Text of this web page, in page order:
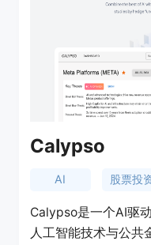
Calypso
AI 股票投
Calypso是一个AI驱
人工智能技术与公共